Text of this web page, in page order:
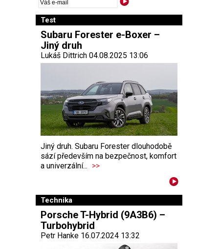
Test
Subaru Forester e-Boxer –
Jiný druh
Lukáš Dittrich 04.08.2025 13:06
Jiný druh. Subaru Forester dlouhodobě
sází především na bezpečnost, komfort
a univerzální... >>
Technika
Porsche T-Hybrid (9A3B6) –
Turbohybrid
Petr Hanke 16.07.2024 13:32